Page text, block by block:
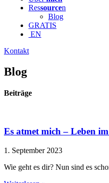
Ressourcen
Blog
GRATIS
EN
Kontakt
Blog
Beiträge
Es atmet mich – Leben
1. September 2023
Wie geht es dir? Nun sind es